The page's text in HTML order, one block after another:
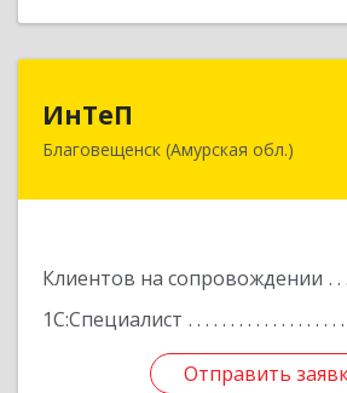
ИнТеП
Благовещенск (Амурская обл.)
Клиентов на сопровождении
1С:Специалист
Отправить
675000, Амурская обл,
Отправить